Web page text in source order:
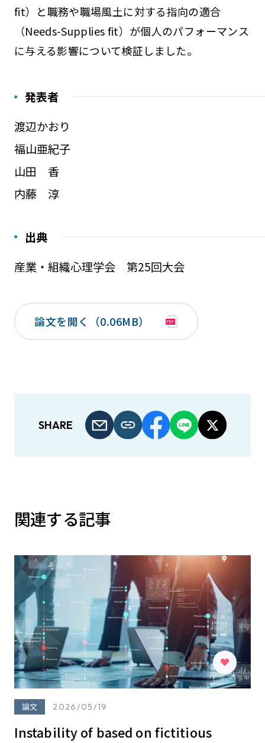
fit）と職務や職場風土に対する指向の適合
（Needs-Supplies fit）が個人のパフォーマンス
に与える影響について検証しました。
発表者
渡辺かおり
福山亜紀子
山田 香
内藤 淳
出典
産業・組織心理学会 第25回大会
論文を開く（0.06MB）
SHARE
関連する記事
論文 2026/05/19
Instability of based on fictitious